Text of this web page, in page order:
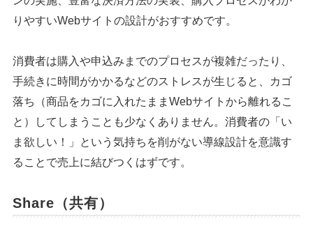
りやすいWebサイトの設計がおすすめです。
消費者は購入や申込みまでのプロセスが複雑だったり、
手続きに時間がかかるなどのストレスが生じると、カゴ
落ち（商品をカゴに入れたままWebサイトから離れるこ
と）してしまうことも少なくありません。消費者の「い
ま欲しい！」という気持ちを削がない導線設計を意識す
ることで売上に結びつくはずです。
Share（共有）
シェア 投稿